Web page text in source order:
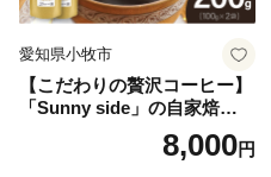
愛知県小牧市
【こだわりの贅沢コーヒー】
「Sunny side」の自家焙煎珈
琲こまきブレンド（200g）
8,000円